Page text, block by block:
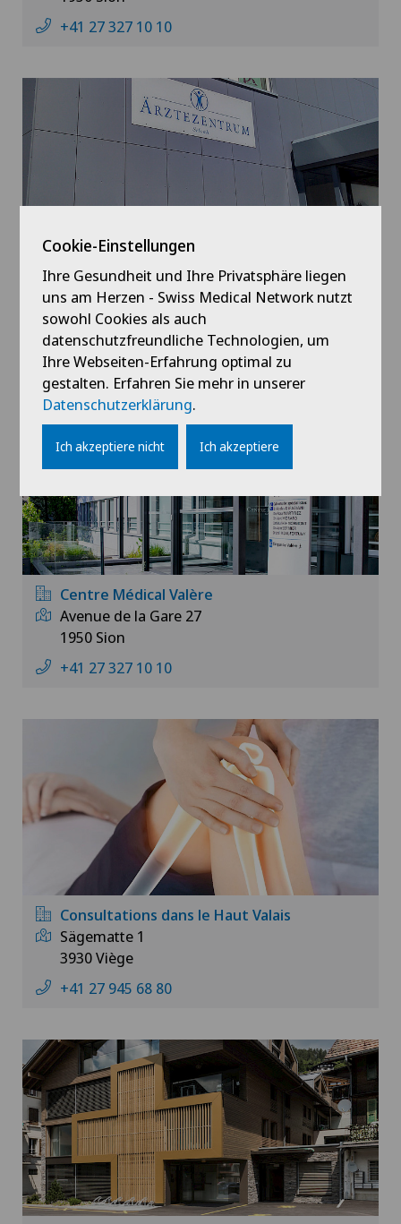
+41 27 327 10 10
Ärztezentrum Siloah Murten
Pra Pury 7d
3280 Murten
+41 31 958 37 85
Centre Médical Valère
Avenue de la Gare 27
1950 Sion
+41 27 327 10 10
Consultations dans le Haut Valais
Sägematte 1
3930 Viège
+41 27 945 68 80
Cookie-Einstellungen
Ihre Gesundheit und Ihre Privatsphäre liegen
uns am Herzen - Swiss Medical Network nutzt
sowohl Cookies als auch
datenschutzfreundliche Technologien, um
Ihre Webseiten-Erfahrung optimal zu
gestalten. Erfahren Sie mehr in unserer
Datenschutzerklärung.
Ich akzeptiere nicht Ich akzeptiere